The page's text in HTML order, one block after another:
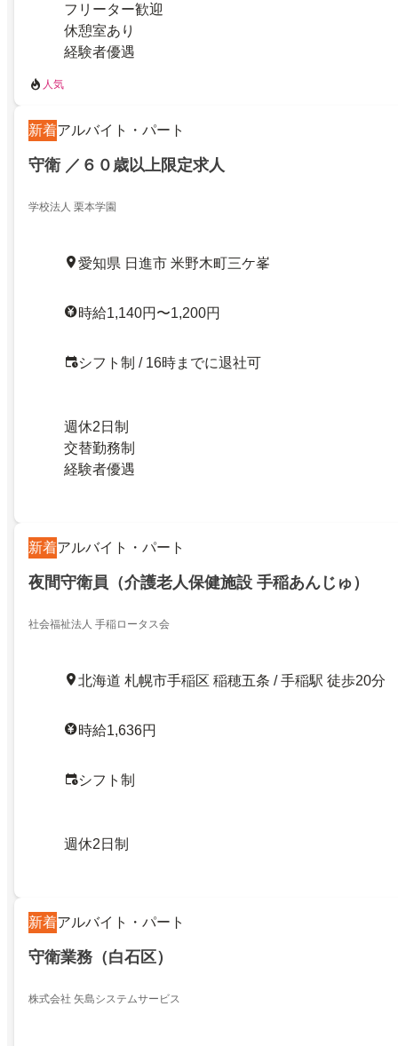
フリーター歓迎
休憩室あり
経験者優遇
人気
新着アルバイト・パート
守衛 ／６０歳以上限定求人
学校法人 栗本学園
愛知県 日進市 米野木町三ケ峯
時給1,140円〜1,200円
シフト制 / 16時までに退社可
週休2日制
交替勤務制
経験者優遇
新着アルバイト・パート
夜間守衛員（介護老人保健施設 手稲あんじゅ）
社会福祉法人 手稲ロータス会
北海道 札幌市手稲区 稲穂五条 / 手稲駅 徒歩20分
時給1,636円
シフト制
週休2日制
新着アルバイト・パート
守衛業務（白石区）
株式会社 矢島システムサービス